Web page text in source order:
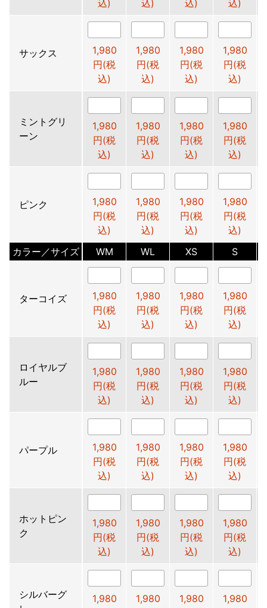
込) 込) 込) 込)
サックス
1,980
円(税
込)
1,980
円(税
込)
1,980
円(税
込)
1,980
円(税
込)
ミントグリ
ーン
1,980
円(税
込)
1,980
円(税
込)
1,980
円(税
込)
1,980
円(税
込)
ピンク
1,980
円(税
込)
1,980
円(税
込)
1,980
円(税
込)
1,980
円(税
込)
カラー／サイズ WM WL XS S
ターコイズ
1,980
円(税
込)
1,980
円(税
込)
1,980
円(税
込)
1,980
円(税
込)
ロイヤルブ
ルー
1,980
円(税
込)
1,980
円(税
込)
1,980
円(税
込)
1,980
円(税
込)
パープル
1,980
円(税
込)
1,980
円(税
込)
1,980
円(税
込)
1,980
円(税
込)
ホットピン
ク
1,980
円(税
込)
1,980
円(税
込)
1,980
円(税
込)
1,980
円(税
込)
シルバーグ
1,980
1,980
1,980
1,980